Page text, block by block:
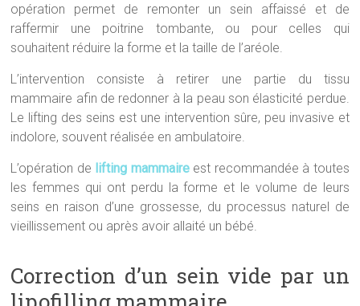
opération permet de remonter un sein affaissé et de
raffermir une poitrine tombante, ou pour celles qui
souhaitent réduire la forme et la taille de l’aréole.
L’intervention consiste à retirer une partie du tissu
mammaire afin de redonner à la peau son élasticité perdue.
Le lifting des seins est une intervention sûre, peu invasive et
indolore, souvent réalisée en ambulatoire.
L’opération de lifting mammaireest recommandée à toutes
les femmes qui ont perdu la forme et le volume de leurs
seins en raison d’une grossesse, du processus naturel de
vieillissement ou après avoir allaité un bébé.
Correction d’un sein vide par un